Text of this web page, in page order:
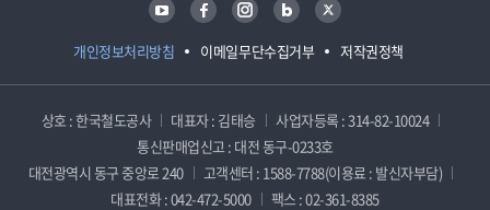
개인정보처리방침 이메일무단수집거부 저작권정책
상호 : 한국철도공사 대표자 : 김태승
사업자등록 : 314-82-10024
통신판매업신고 : 대전 동구-0233호
대전광역시 동구 중앙로 240
고객센터 : 1588-7788(이용료 : 발신자부담)
대표전화 : 042-472-5000
팩스 : 02-361-8385